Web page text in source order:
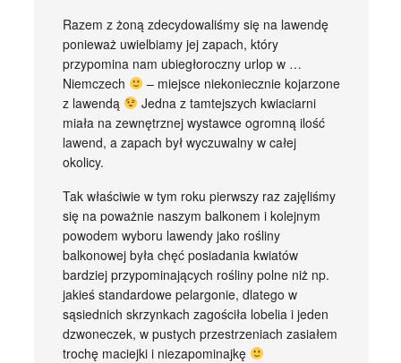
Razem z żoną zdecydowaliśmy się na lawendę
ponieważ uwielbiamy jej zapach, który
przypomina nam ubiegłoroczny urlop w …
Niemczech
– miejsce niekoniecznie kojarzone
z lawendą
Jedna z tamtejszych kwiaciarni
miała na zewnętrznej wystawce ogromną ilość
lawend, a zapach był wyczuwalny w całej
okolicy.
Tak właściwie w tym roku pierwszy raz zajęliśmy
się na poważnie naszym balkonem i kolejnym
powodem wyboru lawendy jako rośliny
balkonowej była chęć posiadania kwiatów
bardziej przypominających rośliny polne niż np.
jakieś standardowe pelargonie, dlatego w
sąsiednich skrzynkach zagościła lobelia i jeden
dzwoneczek, w pustych przestrzeniach zasiałem
trochę maciejki i niezapominajkę